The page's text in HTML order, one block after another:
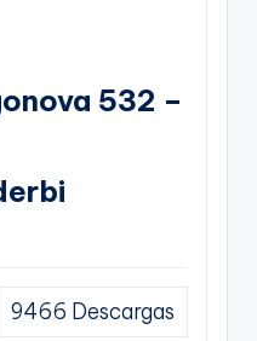
532 –
9466 Descargas